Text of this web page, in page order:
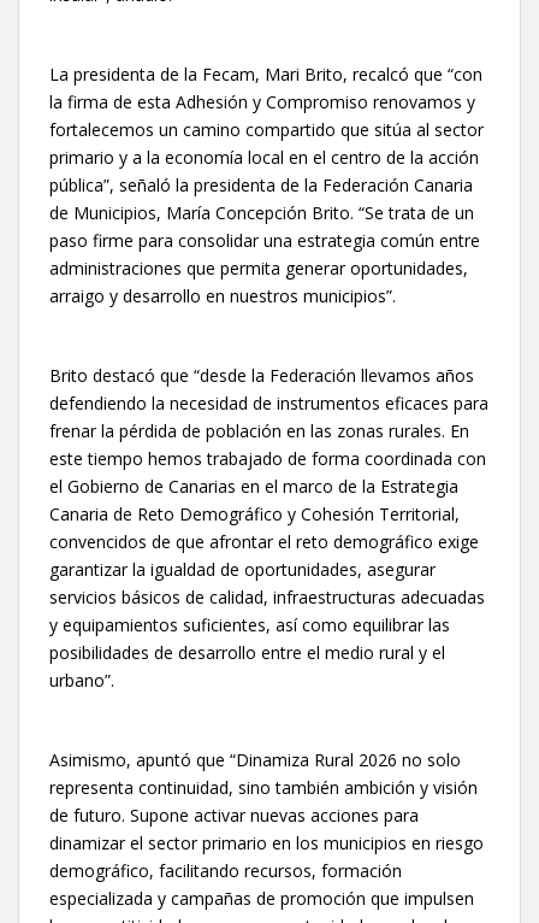
La presidenta de la Fecam, Mari Brito, recalcó que “con
la firma de esta Adhesión y Compromiso renovamos y
fortalecemos un camino compartido que sitúa al sector
primario y a la economía local en el centro de la acción
pública”, señaló la presidenta de la Federación Canaria
de Municipios, María Concepción Brito. “Se trata de un
paso firme para consolidar una estrategia común entre
administraciones que permita generar oportunidades,
arraigo y desarrollo en nuestros municipios”.
Brito destacó que “desde la Federación llevamos años
defendiendo la necesidad de instrumentos eficaces para
frenar la pérdida de población en las zonas rurales. En
este tiempo hemos trabajado de forma coordinada con
el Gobierno de Canarias en el marco de la Estrategia
Canaria de Reto Demográfico y Cohesión Territorial,
convencidos de que afrontar el reto demográfico exige
garantizar la igualdad de oportunidades, asegurar
servicios básicos de calidad, infraestructuras adecuadas
y equipamientos suficientes, así como equilibrar las
posibilidades de desarrollo entre el medio rural y el
urbano”.
Asimismo, apuntó que “Dinamiza Rural 2026 no solo
representa continuidad, sino también ambición y visión
de futuro. Supone activar nuevas acciones para
dinamizar el sector primario en los municipios en riesgo
demográfico, facilitando recursos, formación
especializada y campañas de promoción que impulsen